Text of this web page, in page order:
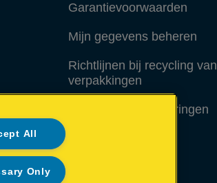
Garantievoorwaarden
Mijn gegevens beheren
Richtlijnen bij recycling van
verpakkingen
Conformiteitsverklaringen
All
Only